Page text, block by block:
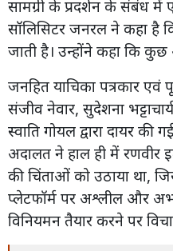
सामग्री के प्रदर्शन के संबंध में
सॉलिसिटर जनरल ने कहा है
जाती है। उन्होंने कहा कि कुछ
जनहित याचिका पत्रकार
संजीव नेवार, सुदेशना
स्वाति गोयल द्वारा दायर की
अदालत ने हाल ही में रणवीर
की चिंताओं को उठाया था,
प्लेटफॉर्म पर अश्लील और
विनियमन तैयार करने पर